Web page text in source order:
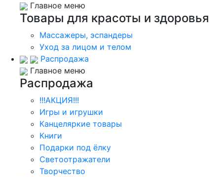
Главное меню
Товары для красоты и здоровья
Массажеры, эспандеры
Уход за лицом и телом
Распродажа
Главное меню
Распродажа
!!!АКЦИЯ!!!
Игры и игрушки
Канцеляркие товары
Книги
Подарки под ёлку
Светоотражатели
Творчество